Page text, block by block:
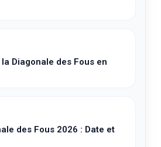
Diagonale des Fous en
des Fous 2026 : Date et